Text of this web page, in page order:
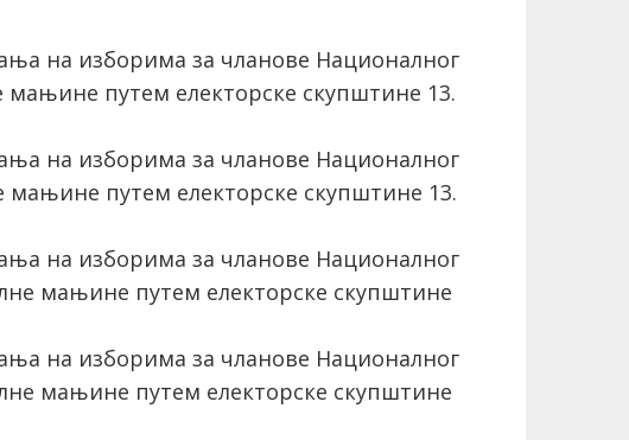
на изборима за чланове Националног
мањине путем електорске скупштине 13.
на изборима за чланове Националног
мањине путем електорске скупштине 13.
на изборима за чланове Националног
мањине путем електорске скупштине
на изборима за чланове Националног
мањине путем електорске скупштине